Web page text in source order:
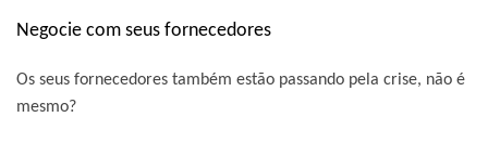
Negocie com seus fornecedores
Os seus fornecedores também estão passando pela crise, não é
mesmo?